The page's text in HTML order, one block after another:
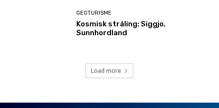
GEOTURISME
Kosmisk stråling: Siggjo,
Sunnhordland
Load more